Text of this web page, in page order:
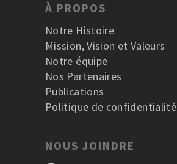
À PROPOS
Notre Histoire
Mission, Vision et Valeurs
Notre équipe
Nos Partenaires
Publications
Politique de confidentialité
NOUS JOINDRE